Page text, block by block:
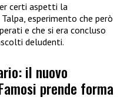
certi aspetti la
esperimento che però
e che si era concluso
deludenti.
il nuovo
prende forma